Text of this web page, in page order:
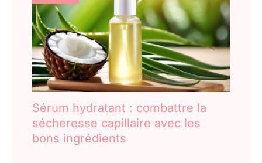
Sérum hydratant : combattre la
sécheresse capillaire avec les
bons ingrédients